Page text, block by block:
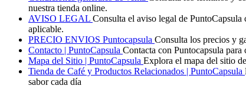
nuestra tienda online.
AVISO LEGAL Consulta el aviso legal de
aplicable.
PRECIO ENVIOS Puntocapsula Consulta los precios y
Contacto | PuntoCapsula Contacta con Puntocapsula
Mapa del Sitio | PuntoCapsula Explora el mapa del sitio
Tienda de Café y Productos Relacionados | PuntoCapsula
sabor cada día